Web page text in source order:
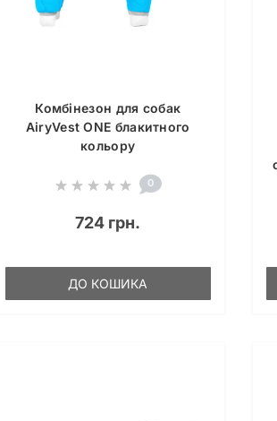
Комбінезон для собак
AiryVest ONE блакитного
кольору
0
724 грн.
ДО КОШИКА